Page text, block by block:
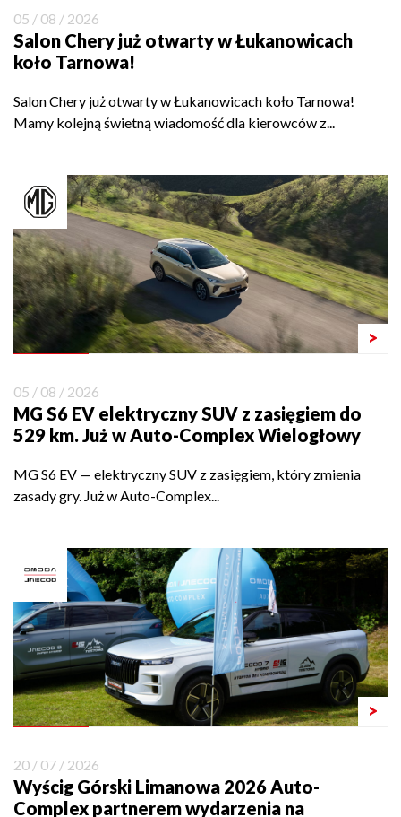
05 / 08 / 2026
Salon Chery już otwarty w Łukanowicach
koło Tarnowa!
Salon Chery już otwarty w Łukanowicach koło Tarnowa!
Mamy kolejną świetną wiadomość dla kierowców z...
>
05 / 08 / 2026
MG S6 EV elektryczny SUV z zasięgiem do
529 km. Już w Auto-Complex Wielogłowy
MG S6 EV — elektryczny SUV z zasięgiem, który zmienia
zasady gry. Już w Auto-Complex...
>
20 / 07 / 2026
Wyścig Górski Limanowa 2026 Auto-
Complex partnerem wydarzenia na